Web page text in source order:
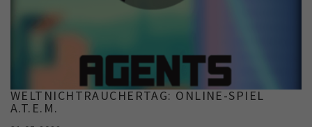
WELTNICHTRAUCHERTAG: ONLINE-SPIEL
A.T.E.M.